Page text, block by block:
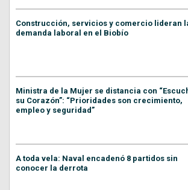
Construcción, servicios y comercio lideran
demanda laboral en el Biobío
Ministra de la Mujer se distancia con
su Corazón”: “Prioridades son crecimiento,
empleo y seguridad”
A toda vela: Naval encadenó 8 partidos sin
conocer la derrota